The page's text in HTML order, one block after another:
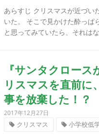
あらすじ クリスマスが近づい
いた。 そこで見かけた酔っ
と思ってみていたら、それは
『サンタクロー
リスマスを直前に
事を放棄した！？
2017年12月27日
クリスマス 小学校低